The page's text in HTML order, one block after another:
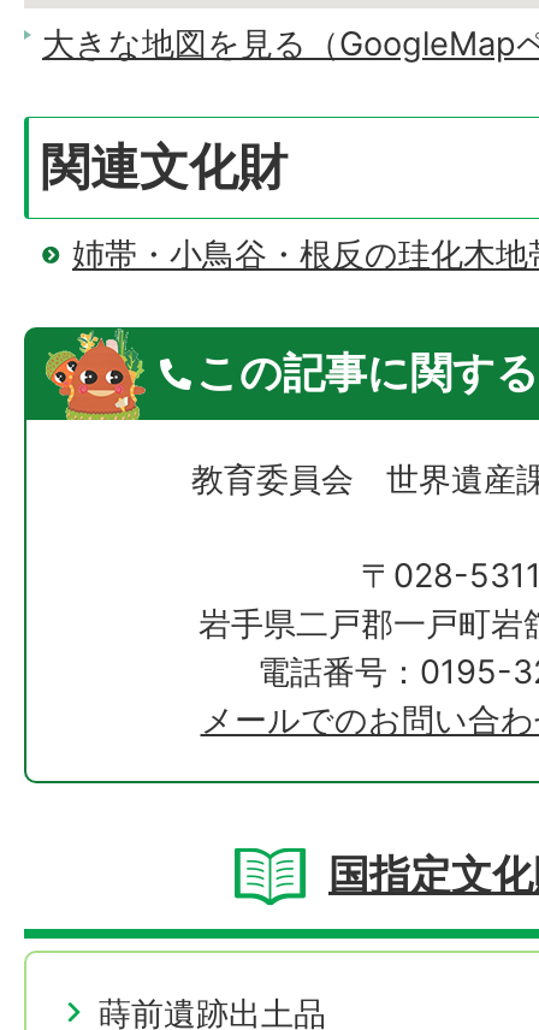
大きな地図を見る（GoogleMap
関連文化財
姉帯・小鳥谷・根反の珪化木地
この記事に関す
教育委員会 世界遺産
〒028-
岩手県二戸郡一戸町岩
電話番号：0195-
メールでのお問い合
国指定文
蒔前遺跡出土品